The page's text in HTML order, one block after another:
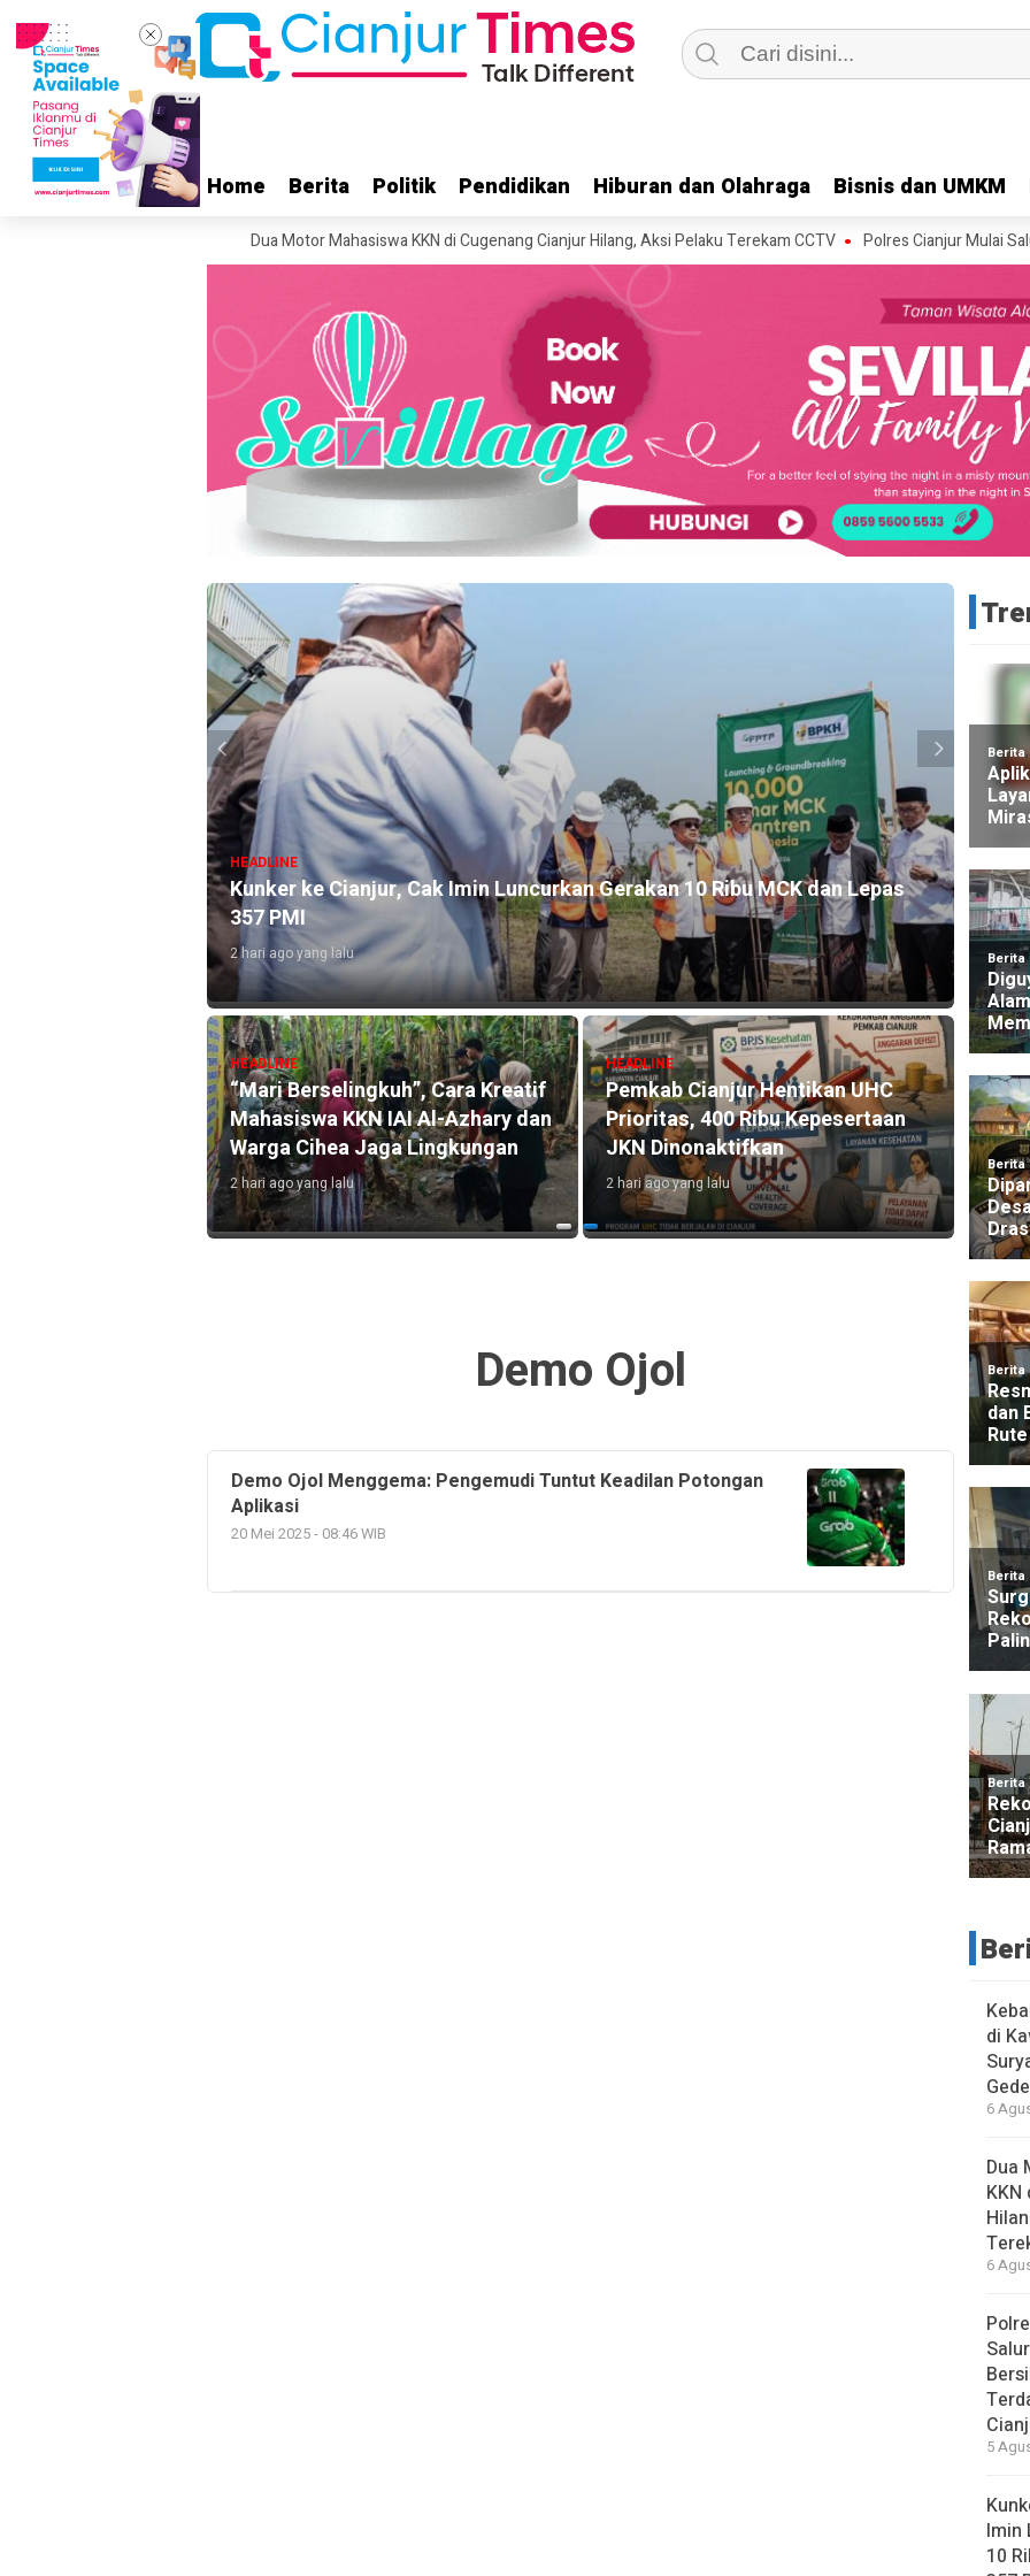
Home Berita Politik Pendidikan Hiburan dan Olahraga Bisnis dan UMKM
Home Berita Politik Pendidikan Hiburan dan Olahraga Bisnis dan UMKM
Dua Motor Mahasiswa KKN di Cugenang Cianjur Hilang, Aksi Pelaku Terekam CCTV Polres Cianjur Mulai Salurkan
HEADLINE
Kunker ke Cianjur, Cak Imin Luncurkan Gerakan 10 Ribu MCK dan Lepas
357 PMI
2 hari ago yang lalu
HEADLINE
“Mari Berselingkuh”, Cara Kreatif
Mahasiswa KKN IAI Al-Azhary dan
Warga Cihea Jaga Lingkungan
2 hari ago yang lalu
HEADLINE
Pemkab Cianjur Hentikan UHC
Prioritas, 400 Ribu Kepesertaan
JKN Dinonaktifkan
2 hari ago yang lalu
Gede
6 jam
Dua
6 jam
Demo Ojol
Demo Ojol Menggema: Pengemudi Tuntut Keadilan Potongan
Aplikasi
20 Mei 2025 - 08:46 WIB
di
Gede
6
Dua
6
5
Imin
10